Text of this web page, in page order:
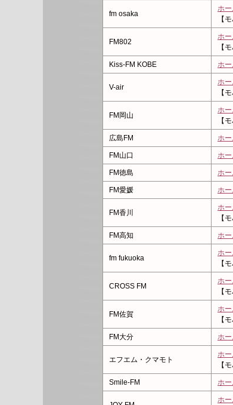
fm osaka
ホ
【
FM802
ホ
【
Kiss-FM KOBE ホ
V-air
ホ
【
FM岡山
ホ
【
広島FM ホ
FM山口 ホ
FM徳島 ホ
FM愛媛 ホ
FM香川
ホ
【
FM高知 ホ
fm fukuoka
ホ
【
CROSS FM
ホ
【
FM佐賀
ホ
【
FM大分 ホ
エフエム・クマモト
ホ
【
Smile-FM ホ
ホ